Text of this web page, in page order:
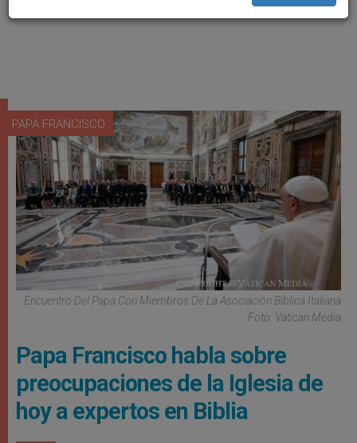
PAPA FRANCISCO
Encuentro Del Papa Con Miembros De La Asociación Bíblica Italiana
Foto: Vatican Media
Papa Francisco habla sobre
preocupaciones de la Iglesia de
hoy a expertos en Biblia